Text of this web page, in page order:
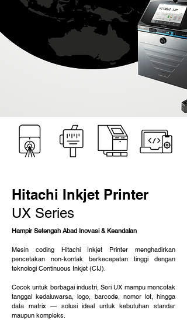
Hitachi Inkjet Printer
UX Series
Hampir Setengah Abad Inovasi & Keandalan
Mesin coding Hitachi Inkjet Printer menghadirkan
pencetakan non-kontak berkecepatan tinggi dengan
teknologi Continuous Inkjet (CIJ).
Cocok untuk berbagai industri, Seri UX mampu mencetak
tanggal kedaluwarsa, logo, barcode, nomor lot, hingga
data matrix — solusi ideal untuk kebutuhan standar
maupun kompleks.